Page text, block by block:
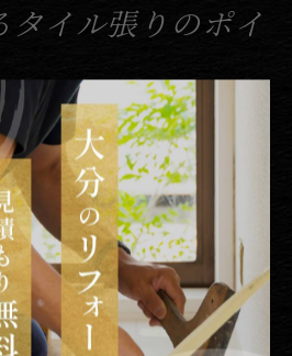
タイル張りのポイ
具体的な工夫とは
を検討する際、費用を抑えるた
無駄な工事項目を省くことが重
下地がしっかりしていれば、全
り工法を選択することで、解体
きます。